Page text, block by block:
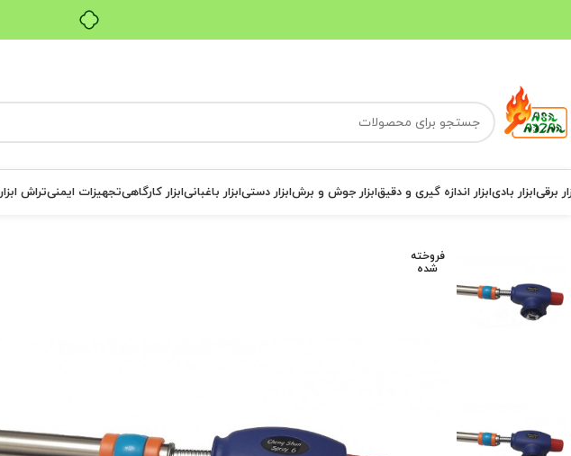
برقیابزار بادیابزار اندازه گیری و دقیقابزار جوش و برشابزار دستیابزار باغبانیابزار کارگاهیتجهیزات ایمنیتراش ابزار
فروخته
شده